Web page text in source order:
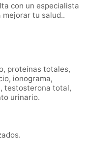
con un especialista
tu salud..
proteínas totales,
ionograma,
testosterona total,
urinario.